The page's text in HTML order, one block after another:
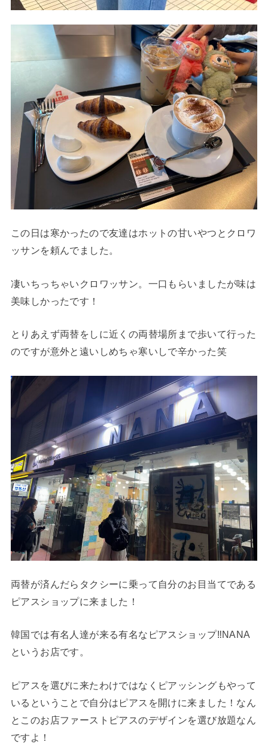
この日は寒かったので友達はホットの甘いやつとクロワ
ッサンを頼んでました。
凄いちっちゃいクロワッサン。一口もらいましたが味は
美味しかったです！
とりあえず両替をしに近くの両替場所まで歩いて行った
のですが意外と遠いしめちゃ寒いしで辛かった笑
両替が済んだらタクシーに乗って自分のお目当てである
ピアスショップに来ました！
韓国では有名人達が来る有名なピアスショップ‼︎NANA
というお店です。
ピアスを選びに来たわけではなくピアッシングもやって
いるということで自分はピアスを開けに来ました！なん
とこのお店ファーストピアスのデザインを選び放題なん
ですよ！